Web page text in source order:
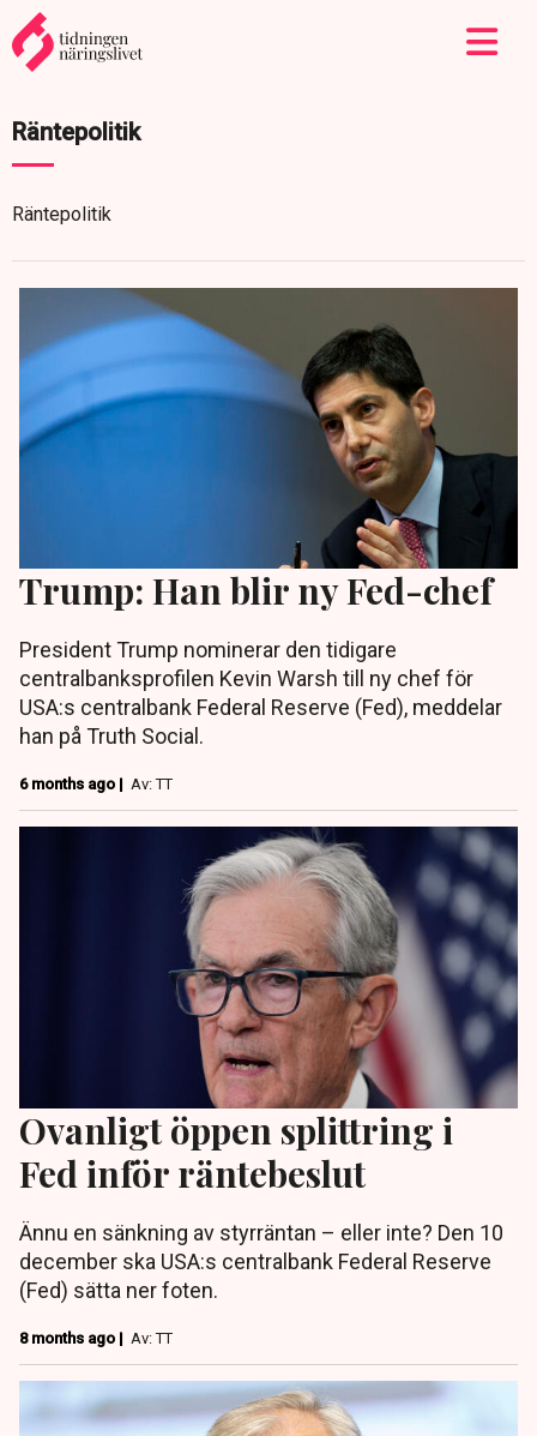
Räntepolitik
Räntepolitik
Trump: Han blir ny Fed-chef
President Trump nominerar den tidigare
centralbanksprofilen Kevin Warsh till ny chef för
USA:s centralbank Federal Reserve (Fed), meddelar
han på Truth Social.
6 months ago | Av: TT
Ovanligt öppen splittring i
Fed inför räntebeslut
Ännu en sänkning av styrräntan – eller inte? Den 10
december ska USA:s centralbank Federal Reserve
(Fed) sätta ner foten.
8 months ago | Av: TT